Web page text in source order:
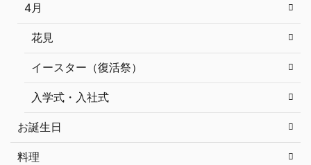
4月
花見
イースター（復活祭）
入学式・入社式
お誕生日
料理